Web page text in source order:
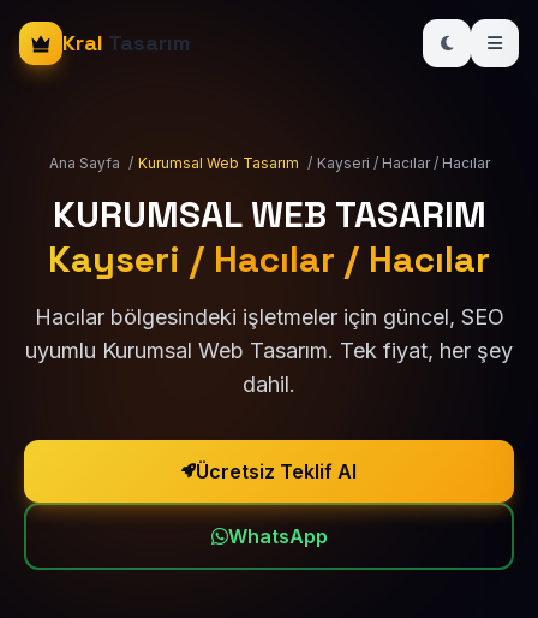
Kral Tasarım
Ana Sayfa / Kurumsal Web Tasarım / Kayseri / Hacılar / Hacılar
KURUMSAL WEB TASARIM
Kayseri / Hacılar / Hacılar
Hacılar bölgesindeki işletmeler için güncel, SEO
uyumlu Kurumsal Web Tasarım. Tek fiyat, her şey
dahil.
Ücretsiz Teklif Al
WhatsApp